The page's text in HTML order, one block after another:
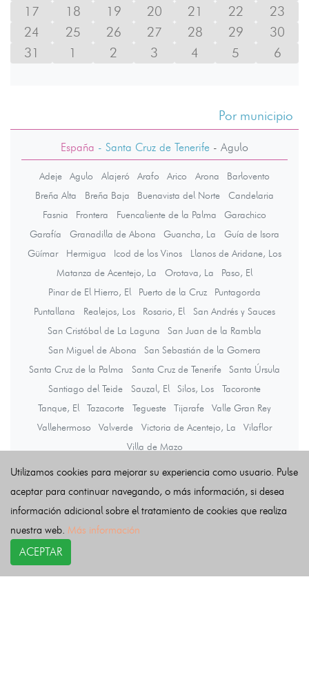
17
18 19 20 21 22
23
24
25 26 27 28 29
30
31
1 2 3 4 5 6
Por municipio
España - Santa Cruz de Tenerife - Agulo
Adeje Agulo Alajeró Arafo Arico Arona
Barlovento
Breña Alta
Breña Baja Buenavista del Norte
Candelaria
Fasnia
Frontera Fuencaliente de la Palma
Garachico
Garafía
Granadilla de Abona Guancha, La
Guía de Isora
Güímar
Hermigua Icod de los Vinos
Llanos de Aridane, Los
Matanza de Acentejo, La
Orotava, La
Paso, El
Pinar de El Hierro, El
Puerto de la Cruz
Puntagorda
Puntallana
Realejos, Los Rosario, El
San Andrés y Sauces
San Cristóbal de La Laguna
San Juan de la Rambla
San Miguel de Abona
San Sebastián de la Gomera
Santa Cruz de la Palma
Santa Cruz de Tenerife
Santa Úrsula
Santiago del Teide
Sauzal, El Silos, Los
Tacoronte
Tanque, El
Tazacorte Tegueste Tijarafe
Valle Gran Rey
Vallehermoso
Valverde Victoria de Acentejo, La
Vilaflor
Villa de Mazo
Últimas noticias
Utilizamos cookies para mejorar su experiencia como usuario. Pulse
aceptar para continuar navegando, o más información, si desea
información adicional sobre el tratamiento de cookies que realiza
nuestra web. Más información
ACEPTAR